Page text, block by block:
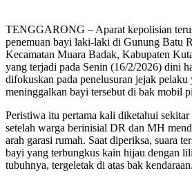
TENGGARONG – Aparat kepolisian
penemuan bayi laki-laki di Gunung Batu
Kecamatan Muara Badak, Kabupaten
yang terjadi pada Senin (16/2/2026) dini
difokuskan pada penelusuran jejak pelaku
meninggalkan bayi tersebut di bak mobil
Peristiwa itu pertama kali diketahui
setelah warga berinisial DR dan MH
arah garasi rumah. Saat diperiksa, suara
bayi yang terbungkus kain hijau dengan
tubuhnya, tergeletak di atas bak kendaraan.